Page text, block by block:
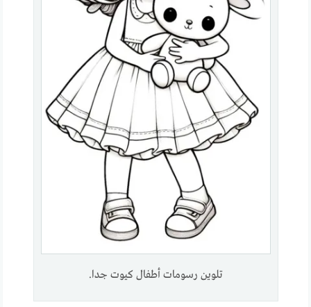
تلوين رسومات أطفال كيوت جدا.